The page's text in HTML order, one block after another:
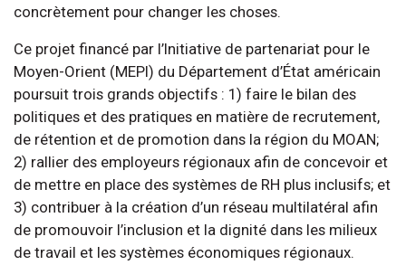
concrètement pour changer les choses.
Ce projet financé par l’Initiative de partenariat pour le
Moyen-Orient (MEPI) du Département d’État américain
poursuit trois grands objectifs : 1) faire le bilan des
politiques et des pratiques en matière de recrutement,
de rétention et de promotion dans la région du MOAN;
2) rallier des employeurs régionaux afin de concevoir et
de mettre en place des systèmes de RH plus inclusifs; et
3) contribuer à la création d’un réseau multilatéral afin
de promouvoir l’inclusion et la dignité dans les milieux
de travail et les systèmes économiques régionaux.